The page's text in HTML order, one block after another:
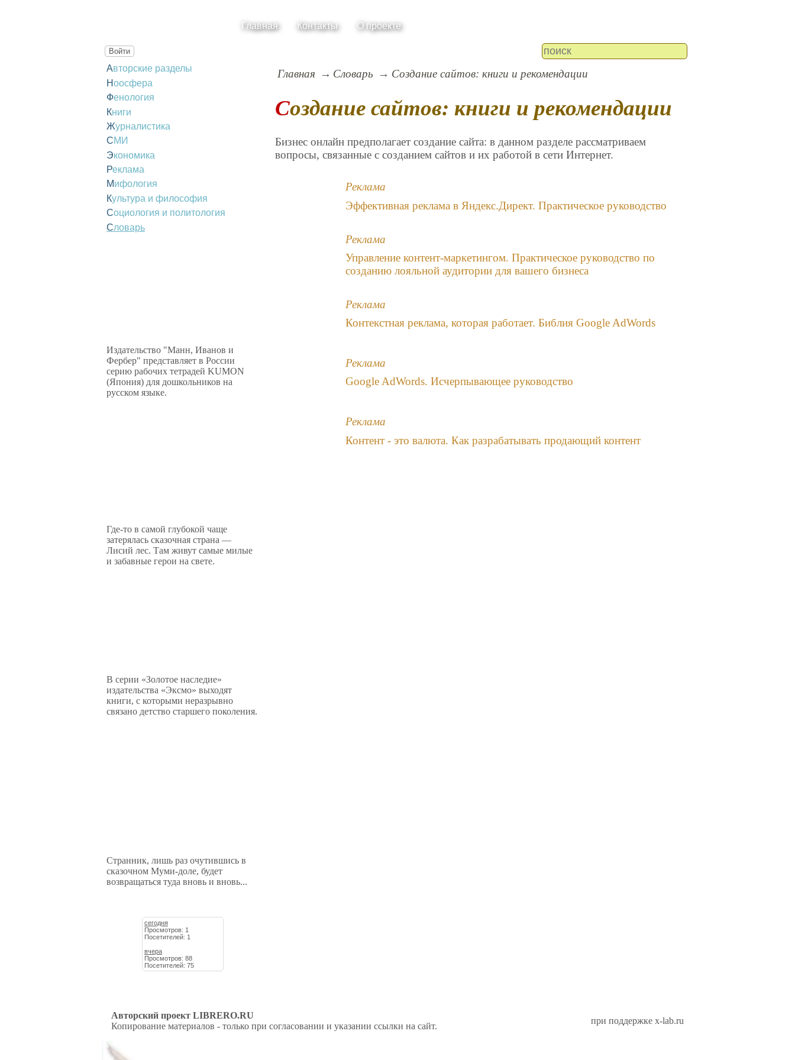
Главная Контакты О проекте
Войти
Авторские разделы
Ноосфера
Фенология
Книги
Журналистика
СМИ
Экономика
Реклама
Мифология
Культура и философия
Социология и политология
Словарь
Издательство "Манн, Иванов и
Фербер" представляет в России
серию рабочих тетрадей KUMON
(Япония) для дошкольников на
русском языке.
Где-то в самой глубокой чаще
затерялась сказочная страна —
Лисий лес. Там живут самые милые
и забавные герои на свете.
В серии «Золотое наследие»
издательства «Эксмо» выходят
книги, с которыми неразрывно
связано детство старшего поколения.
Странник, лишь раз очутившись в
сказочном Муми-доле, будет
возвращаться туда вновь и вновь...
сегодня
Просмотров: 1
Посетителей: 1
вчера
Просмотров: 88
Посетителей: 75
Главная Словарь Создание сайтов: книги и рекомендации
Создание сайтов: книги и рекомендации
Бизнес онлайн предполагает создание сайта: в данном разделе рассматриваем
вопросы, связанные с созданием сайтов и их работой в сети Интернет.
Реклама
Эффективная реклама в Яндекс.Директ. Практическое руководство
Реклама
Управление контент-маркетингом. Практическое руководство по
созданию лояльной аудитории для вашего бизнеса
Реклама
Контекстная реклама, которая работает. Библия Google AdWords
Реклама
Google AdWords. Исчерпывающее руководство
Реклама
Контент - это валюта. Как разрабатывать продающий контент
Авторский проект LIBRERO.RU
Копирование материалов - только при согласовании и указании ссылки на сайт.
при поддержке x-lab.ru